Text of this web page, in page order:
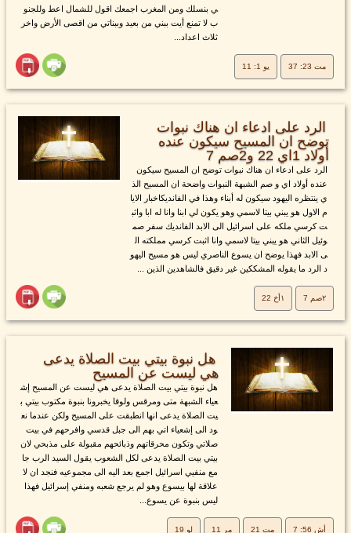
ي بنسلك ومن المغرب اجمعك اقول للشمال اعط وللجنو
ب لا تمنع أيت ببني من بعيد وببناتي من اقصى الأرض واخر
ثلاث اعداد...
مت 23: 37 يو 1: 11
الرد على ادعاء ان هناك نبوات
توضح ان المسيح سيكون عنده
أولاد 1اي 22 و2صم 7
الرد على ادعاء ان هناك نبوات توضح ان المسيح سيكون
عنده أولاد اي و صم الشبهة النبوات واضحة ان المسيح الذ
ي ينتظره اليهود سيكون له أبناء وهذا في الفانديكاخبار الايا
م الاول هو يبني بيتا لاسمي وهو يكون لي ابنا وانا له ابا واثب
ت كرسي ملكه على اسرائيل الى الابد الفانديك سفر صم
وئيل الثاني هو يبني بيتا لاسمي وانا اثبت كرسي مملكته ال
ى الابد فهذا يوضح ان يسوع الناصري ليس هو مسيح اليهو
د الرد ما يقوله المشككين غير دقيق فالشاهدين الذين ...
٢صم 7 ١أخ 22
هل نبوة بيتي بيت الصلاة يدعى
هي ليست عن المسيح
هل نبوة بيتي بيت الصلاة يدعى هي ليست عن المسيح إش
عياء الشبهة متى ومرقس ولوقا يخبرونا بنبوة مكتوب بيتي ب
يت الصلاة يدعى انها انطبقت على المسيح ولكن عندما نع
ود الى إشعياء اتي بهم الى جبل قدسي وافرحهم في بيت
صلاتي وتكون محرقاتهم وذبائحهم مقبولة على مذبحي لان
بيتي بيت الصلاة يدعى لكل الشعوب يقول السيد الرب جا
مع منفيي اسرائيل اجمع بعد اليه الى مجموعيه فنجد ان لا
علاقة لها بيسوع وهو لم يرجع شعبه ومنفي إسرائيل فهذا
ليس بنبوة عن يسوع...
أش 56: 7 مت 21 مر 11 لو 19